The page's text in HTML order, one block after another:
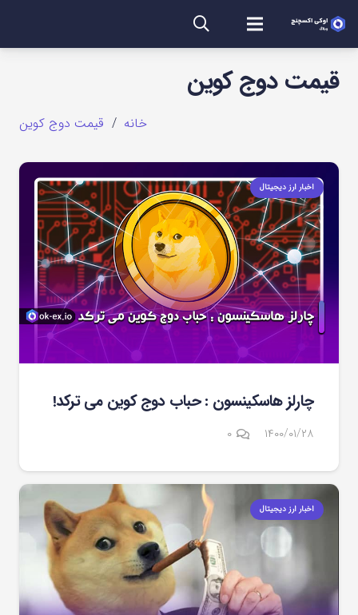
قیمت دوج کوین
خانه / قیمت دوج کوین
اخبار ارز دیجیتال
چارلز هاسکینسون : حباب دوج کوین می ترکد!
۱۴۰۰/۰۱/۲۸ ۰
اخبار ارز دیجیتال